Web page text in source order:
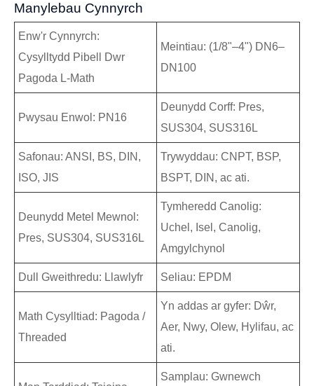
Manylebau Cynnyrch
Enw'r Cynnyrch:
Cysylltydd Pibell Dwr
Pagoda L-Math
Meintiau: (1/8"–4") DN6–
DN100
Pwysau Enwol: PN16
Deunydd Corff: Pres,
SUS304, SUS316L
Safonau: ANSI, BS, DIN,
ISO, JIS
Trywyddau: CNPT, BSP,
BSPT, DIN, ac ati.
Deunydd Metel Mewnol:
Pres, SUS304, SUS316L
Tymheredd Canolig:
Uchel, Isel, Canolig,
Amgylchynol
Dull Gweithredu: Llawlyfr Seliau: EPDM
Math Cysylltiad: Pagoda /
Threaded
Yn addas ar gyfer: Dŵr,
Aer, Nwy, Olew, Hylifau, ac
ati.
Samplau: Gwnewch